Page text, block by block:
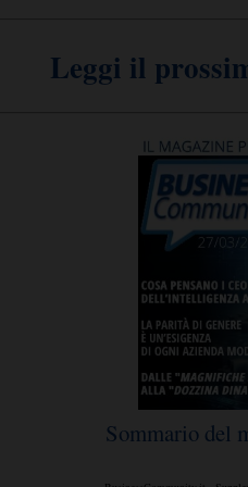
Leggi il
Sommario del